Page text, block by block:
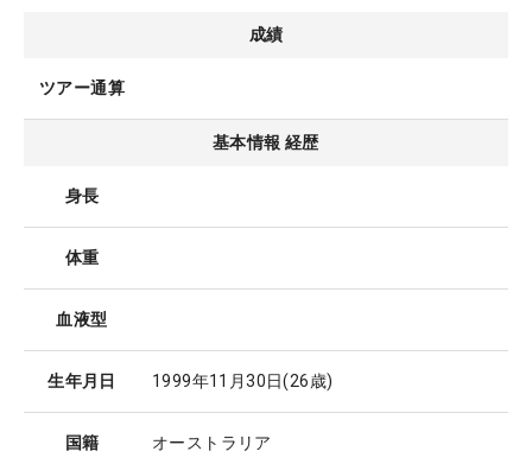
成績
ツアー通算
基本情報 経歴
身長
体重
血液型
生年月日 1999年11月30日(26歳)
国籍 オーストラリア